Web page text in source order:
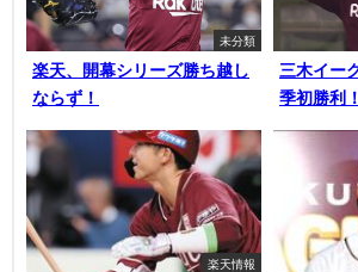
未分類
楽天、開幕シリーズ勝ち越し
ならず！
三木イー
季初勝利！
楽天情報